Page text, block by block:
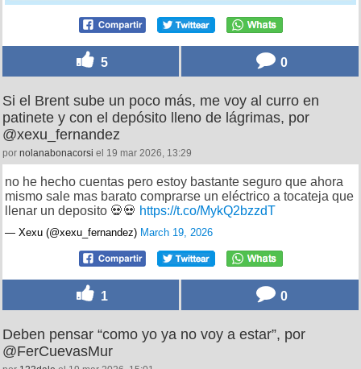
5 0
Si el Brent sube un poco más, me voy al curro en
patinete y con el depósito lleno de lágrimas, por
@xexu_fernandez
por nolanabonacorsi el 19 mar 2026, 13:29
no he hecho cuentas pero estoy bastante seguro que ahora
mismo sale mas barato comprarse un eléctrico a tocateja que
llenar un deposito 💀💀 https://t.co/MykQ2bzzdT
— Xexu (@xexu_fernandez) March 19, 2026
1 0
Deben pensar “como yo ya no voy a estar”, por
@FerCuevasMur